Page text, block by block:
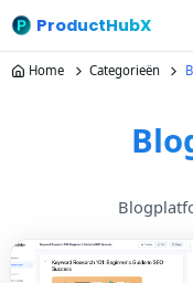
ProductHubX
Home Categorieën